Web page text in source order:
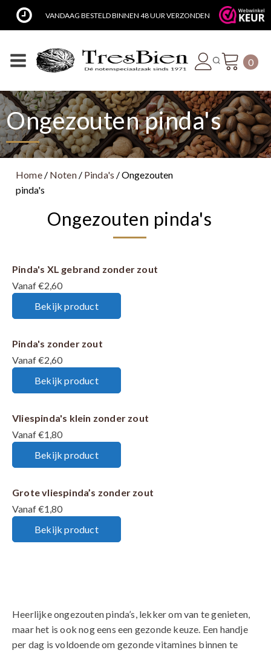
VANDAAG BESTELD BINNEN 48 UUR VERZONDEN
0
Ongezouten pinda's
Home/ Noten/ Pinda's / Ongezouten
pinda's
Ongezouten pinda's
Pinda's XL gebrand zonder zout
Vanaf €2,60
Bekijk product
Pinda's zonder zout
Vanaf €2,60
Bekijk product
Vliespinda's klein zonder zout
Vanaf €1,80
Bekijk product
Grote vliespinda’s zonder zout
Vanaf €1,80
Bekijk product
Heerlijke ongezouten pinda’s, lekker om van te genieten,
maar het is ook nog eens een gezonde keuze. Een handje
per dag is voldoende om gezonde vitamines binnen te